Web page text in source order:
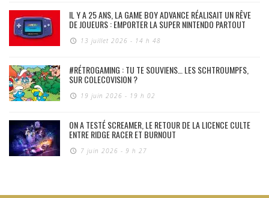
IL Y A 25 ANS, LA GAME BOY ADVANCE RÉALISAIT UN RÊVE
DE JOUEURS : EMPORTER LA SUPER NINTENDO PARTOUT
13 juillet 2026 - 14 h 48
#RÉTROGAMING : TU TE SOUVIENS… LES SCHTROUMPFS,
SUR COLECOVISION ?
19 juin 2026 - 19 h 02
ON A TESTÉ SCREAMER, LE RETOUR DE LA LICENCE CULTE
ENTRE RIDGE RACER ET BURNOUT
7 juin 2026 - 9 h 27